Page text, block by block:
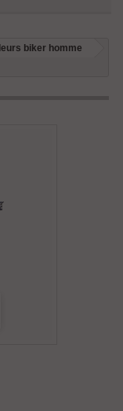
biker homme